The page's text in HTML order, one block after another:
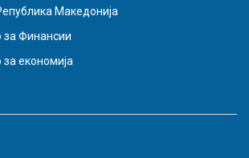
Македонија
за Финансии
економија